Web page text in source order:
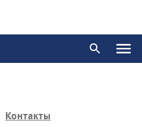
Контакты